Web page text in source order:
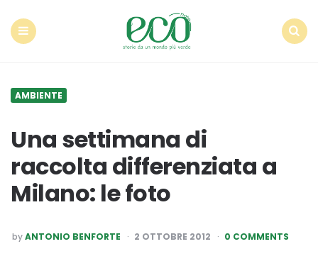
AMBIENTE
Una settimana di
raccolta differenziata a
Milano: le foto
POSTED
BY
byANTONIO BENFORTE 2 OTTOBRE 2012 0 COMMENTS